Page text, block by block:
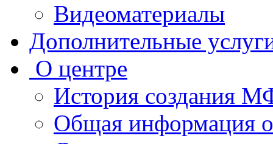
Видеоматериалы
Дополнительные
О центре
История создания
Общая